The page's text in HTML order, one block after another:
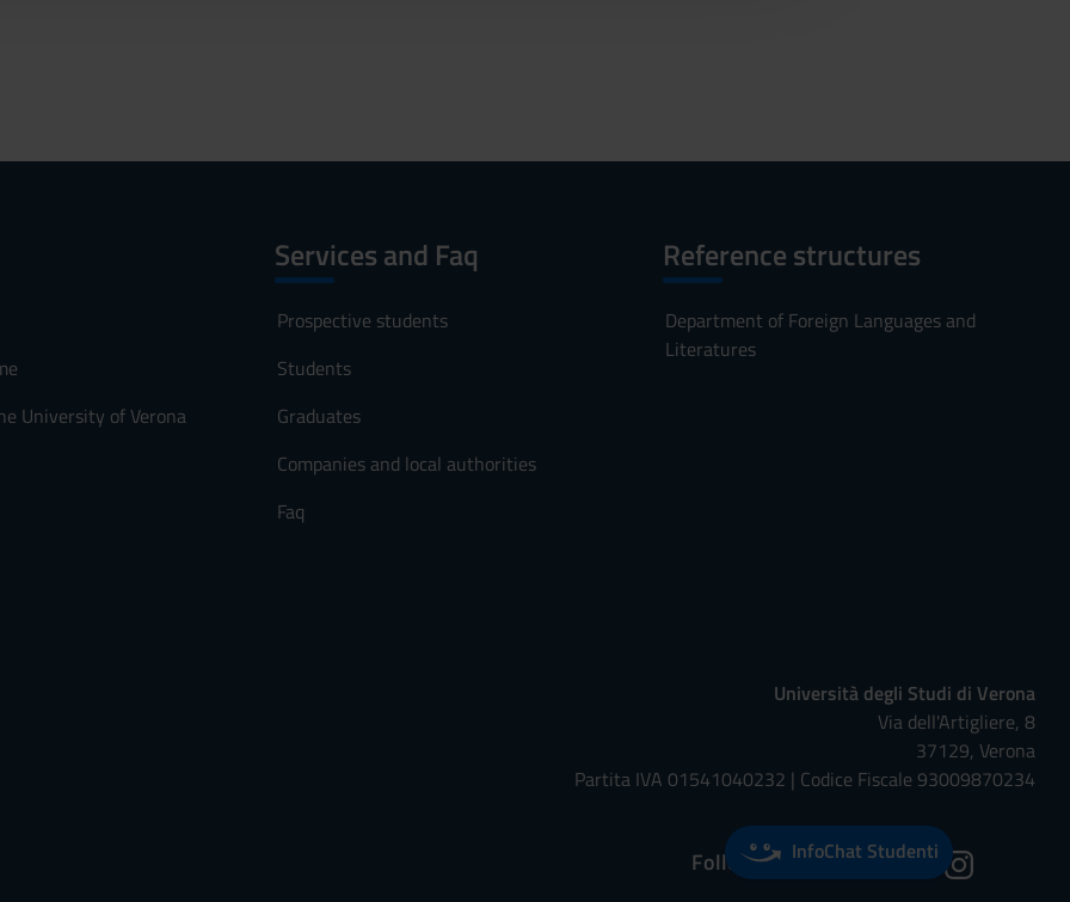
University of Verona
Services and Faq
Prospective students
Students
Graduates
Companies and local authorities
Faq
Reference structures
Department of Foreign Languages and
Literatures
Università degli Studi di Verona
Via dell'Artigliere, 8
37129, Verona
Partita IVA 01541040232 | Codice Fiscale 93009870234
Follow us on:InfoChat Studenti